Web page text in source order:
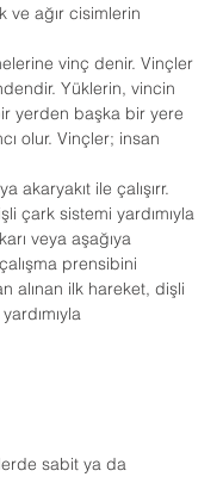
ve ağır cisimlerin
vinç denir. Vinçler
Yüklerin, vincin
yerden başka bir yere
olur. Vinçler; insan
akaryakıt ile çalışırr.
çark sistemi yardımıyla
veya aşağıya
prensibini
alınan ilk hareket, dişli
sabit ya da